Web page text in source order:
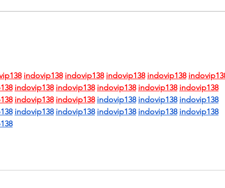
indovip138 indovip138 indovip138 indovip138
indovip138 indovip138 indovip138 indovip138 indovip138
indovip138 indovip138 indovip138 indovip138 indovip138
indovip138 indovip138 indovip138 indovip138 indovip138